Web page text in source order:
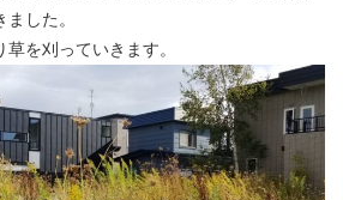
した。
を刈っていきます。